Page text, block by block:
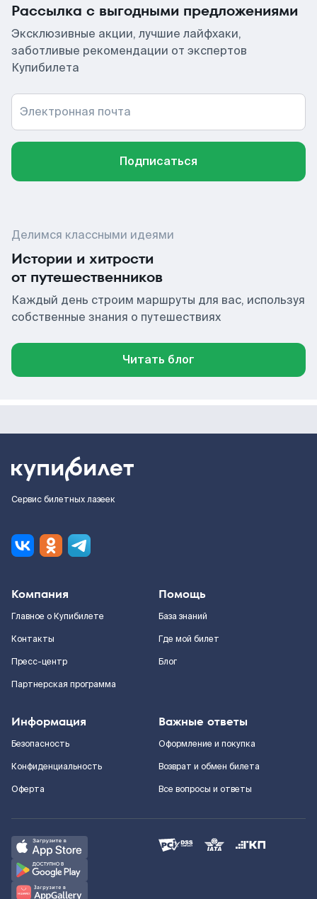
Рассылка с выгодными предложениями
Эксклюзивные акции, лучшие лайфхаки,
заботливые рекомендации от экспертов
Купибилета
Электронная почта
Подписаться
Делимся классными идеями
Истории и хитрости
от путешественников
Каждый день строим маршруты для вас, используя
собственные знания о путешествиях
Читать блог
Сервис билетных лазеек
Компания
Главное о Купибилете
Контакты
Пресс-центр
Партнерская программа
Помощь
База знаний
Где мой билет
Блог
Информация
Безопасность
Конфиденциальность
Оферта
Важные ответы
Оформление и покупка
Возврат и обмен билета
Все вопросы и ответы